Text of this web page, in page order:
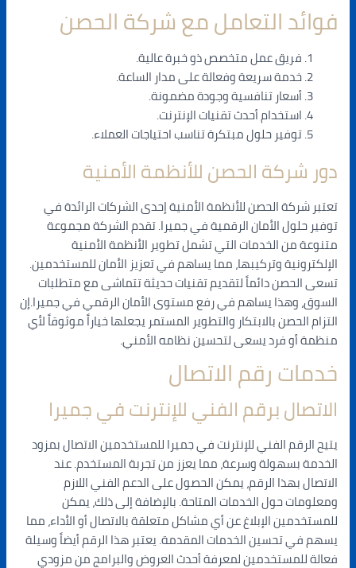
فوائد التعامل مع شركة الحصن
فريق عمل متخصص ذو خبرة عالية.
خدمة سريعة وفعالة على مدار الساعة.
أسعار تنافسية وجودة مضمونة.
استخدام أحدث تقنيات الإنترنت.
توفير حلول مبتكرة تناسب احتياجات العملاء.
دور شركة الحصن للأنظمة الأمنية
تعتبر شركة الحصن للأنظمة الأمنية إحدى الشركات الرائدة في
توفير حلول الأمان الرقمية في جميرا. تقدم الشركة مجموعة
متنوعة من الخدمات التي تشمل تطوير الأنظمة الأمنية
الإلكترونية وتركيبها، مما يساهم في تعزيز الأمان للمستخدمين.
تسعى الحصن دائماً لتقديم تقنيات حديثة تتماشى مع متطلبات
السوق، وهذا يساهم في رفع مستوى الأمان الرقمي في جميرا.إن
التزام الحصن بالابتكار والتطوير المستمر يجعلها خياراً موثوقاً لأي
منظمة أو فرد يسعى لتحسين نظامه الأمني.
خدمات رقم الاتصال
الاتصال برقم الفني للإنترنت في جميرا
يتيح الرقم الفني للإنترنت في جميرا للمستخدمين الاتصال بمزود
الخدمة بسهولة وسرعة، مما يعزز من تجربة المستخدم. عند
الاتصال بهذا الرقم، يمكن الحصول على الدعم الفني اللازم
ومعلومات حول الخدمات المتاحة. بالإضافة إلى ذلك، يمكن
للمستخدمين الإبلاغ عن أي مشاكل متعلقة بالاتصال أو الأداء، مما
يسهم في تحسين الخدمات المقدمة. يعتبر هذا الرقم أيضاً وسيلة
فعالة للمستخدمين لمعرفة أحدث العروض والبرامج من مزودي